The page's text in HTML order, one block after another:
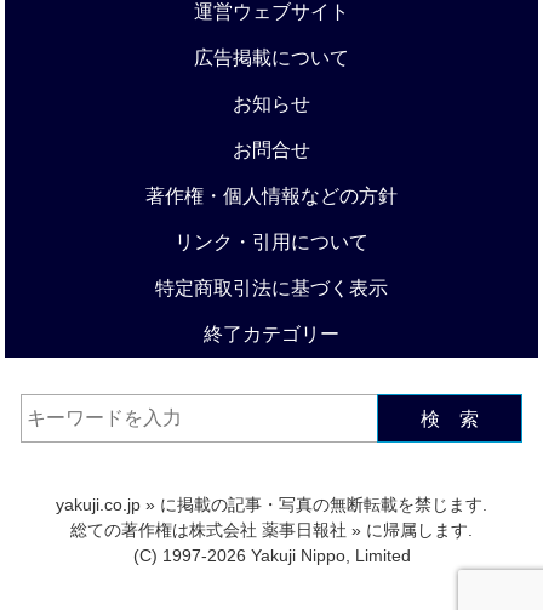
運営ウェブサイト
広告掲載について
お知らせ
お問合せ
著作権・個人情報などの方針
リンク・引用について
特定商取引法に基づく表示
終了カテゴリー
検 索
yakuji.co.jp » に掲載の記事・写真の無断転載を禁じます.
総ての著作権は株式会社 薬事日報社 » に帰属します.
(C) 1997-2026 Yakuji Nippo, Limited